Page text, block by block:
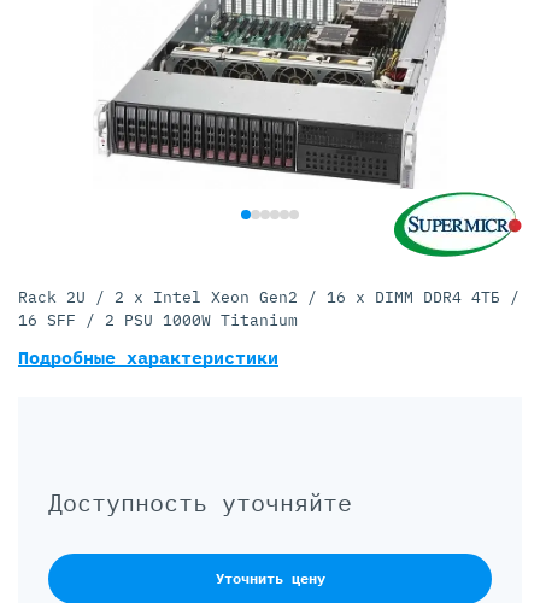
Доступность уточняйте
Уточнить цену
Rack 2U / 2 x Intel Xeon Gen2 / 16 x DIMM DDR4 4TБ /
16 SFF / 2 PSU 1000W Titanium
Подробные характеристики